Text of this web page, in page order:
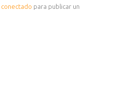
conectado para publicar un